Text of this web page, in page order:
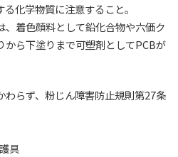
化学物質に注意すること。
、着色顔料として鉛化合物や六価ク
から下塗りまで可塑剤としてPCBが
わらず、粉じん障害防止規則第27条
具